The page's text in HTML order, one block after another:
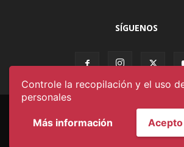
Controle la recopilación y el uso
personales
Más información Acepto
SÍGUENOS
AVISO LEGAL & POLÍTICA DE
CONDICIONES DE USO
CONTACTO